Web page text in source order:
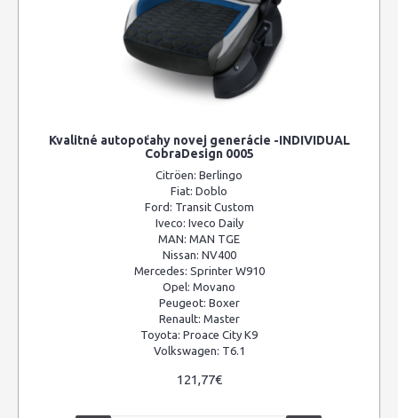
Kvalitné autopoťahy novej generácie -INDIVIDUAL
CobraDesign 0005
Citröen: Berlingo
Fiat: Doblo
Ford: Transit Custom
Iveco: Iveco Daily
MAN: MAN TGE
Nissan: NV400
Mercedes: Sprinter W910
Opel: Movano
Peugeot: Boxer
Renault: Master
Toyota: Proace City K9
Volkswagen: T6.1
121,77€